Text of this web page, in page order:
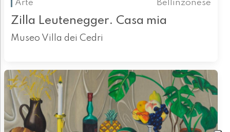
Arte
Bellinzonese
Zilla Leutenegger. Casa mia
Museo Villa dei Cedri